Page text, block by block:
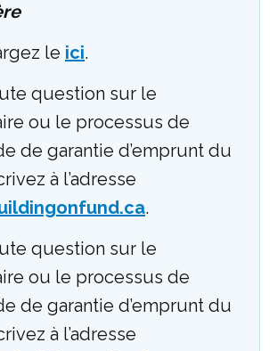
le ici.
question sur le
ou le processus de
de garantie d’emprunt du
à l’adresse
.
question sur le
ou le processus de
de garantie d’emprunt du
à l’adresse